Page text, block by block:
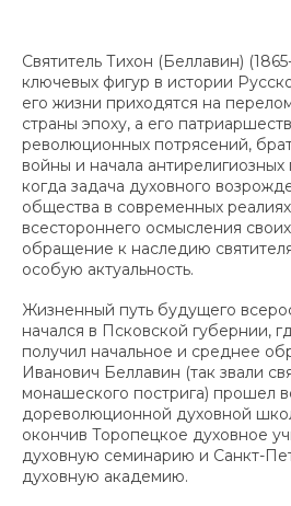
Святитель Тихон (Беллавин)
ключевых фигур в истории
его жизни приходятся на
страны эпоху, а его
революционных потрясений,
войны и начала
когда задача духовного
общества в современных
всестороннего осмысления
обращение к наследию
особую актуальность.
Жизненный путь будущего
начался в Псковской губернии,
получил начальное и среднее
Иванович Беллавин (так звали
монашеского пострига) прошел
дореволюционной духовной
окончив Торопецкое духовное
духовную семинарию и Санкт-
духовную академию.